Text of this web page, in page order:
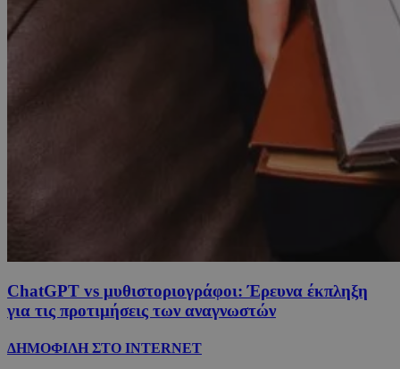
ChatGPT vs μυθιστοριογράφοι: Έρευνα έκπληξη
για τις προτιμήσεις των αναγνωστών
ΔΗΜΟΦΙΛΗ ΣΤΟ INTERNET